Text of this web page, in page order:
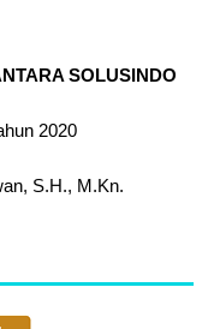
SOLUSINDO
2020
S.H., M.Kn.